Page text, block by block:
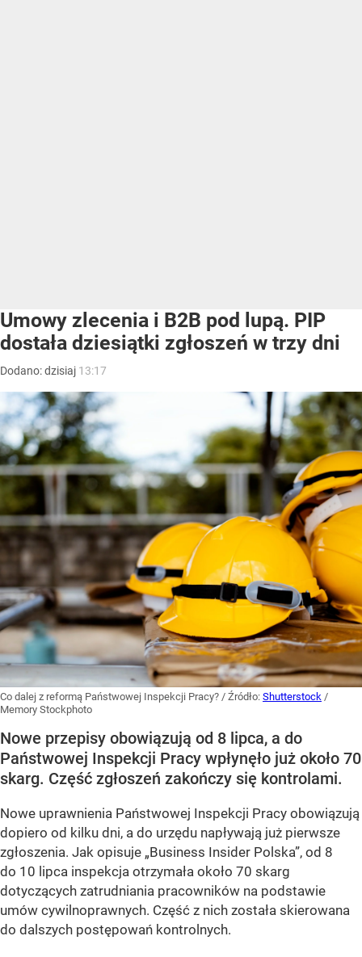
Umowy zlecenia i B2B pod lupą. PIP
dostała dziesiątki zgłoszeń w trzy dni
Dodano:dzisiaj 13:17
Co dalej z reformą Państwowej Inspekcji Pracy? / Źródło: Shutterstock /
Memory Stockphoto
Nowe przepisy obowiązują od 8 lipca, a do
Państwowej Inspekcji Pracy wpłynęło już około 70
skarg. Część zgłoszeń zakończy się kontrolami.
Nowe uprawnienia Państwowej Inspekcji Pracy obowiązują
dopiero od kilku dni, a do urzędu napływają już pierwsze
zgłoszenia. Jak opisuje „Business Insider Polska”, od 8
do 10 lipca inspekcja otrzymała około 70 skarg
dotyczących zatrudniania pracowników na podstawie
umów cywilnoprawnych. Część z nich została skierowana
do dalszych postępowań kontrolnych.